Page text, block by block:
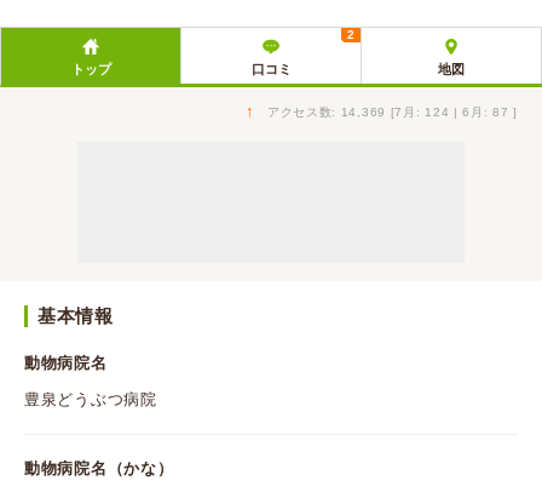
トップ 口コミ
2
地図
↑ アクセス数: 14,369 [7月: 124 | 6月: 87 ]
基本情報
動物病院名
豊泉どうぶつ病院
動物病院名（かな）